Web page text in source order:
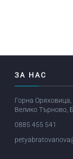
ЗА НАС
Горна Оряховица,
Велико Търново,
0885 455 541